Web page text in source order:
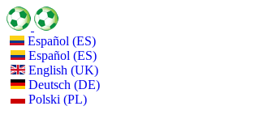
Español (ES)
Español (ES)
English (UK)
Deutsch (DE)
Polski (PL)